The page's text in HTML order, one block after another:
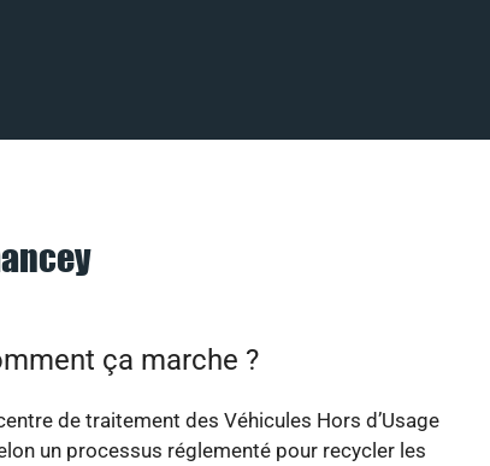
ça marche ?
de traitement des Véhicules Hors d’Usage
un processus réglementé pour recycler les